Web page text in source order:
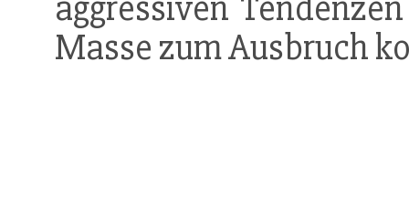
aggressiven
Masse zum Ausbruch